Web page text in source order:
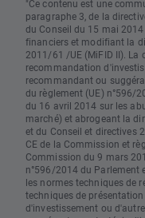
"Ce contenu est une
paragraphe 3, de la
du Conseil du 15 mai
financiers et modifiant la
2011/61 /UE (MiFID II).
recommandation
recommandant ou
du règlement (UE) n°596/
du 16 avril 2014 sur les
marché) et abrogeant la
et du Conseil et directives
CE de la Commission et
Commission du 9 mars
n°596/2014 du Parlement
les normes techniques de
techniques de
d'investissement ou